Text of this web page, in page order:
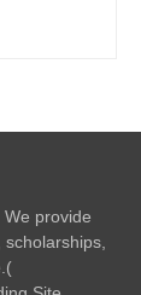
provide